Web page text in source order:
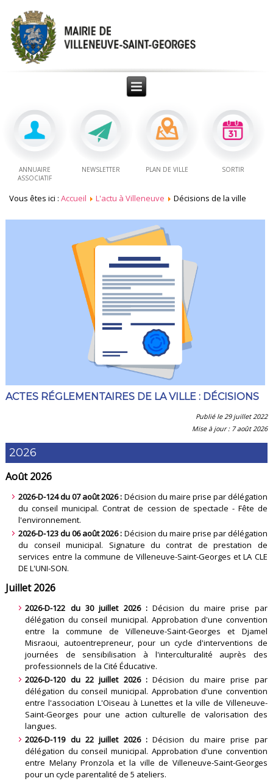
ANNUAIRE
ASSOCIATIF
NEWSLETTER PLAN DE VILLE SORTIR
Vous êtes ici :Accueil L'actu à Villeneuve Décisions de la ville
ACTES RÉGLEMENTAIRES DE LA VILLE : DÉCISIONS
Publié le 29 juillet 2022
Mise à jour : 7 août 2026
2026
Août 2026
2026-D-124 du 07 août 2026 : Décision du maire prise par délégation
du conseil municipal. Contrat de cession de spectacle - Fête de
l'environnement.
2026-D-123 du 06 août 2026 : Décision du maire prise par délégation
du conseil municipal. Signature du contrat de prestation de
services entre la commune de Villeneuve-Saint-Georges et LA CLE
DE L'UNI-SON.
Juillet 2026
2026-D-122 du 30 juillet 2026 : Décision du maire prise par
délégation du conseil municipal. Approbation d'une convention
entre la commune de Villeneuve-Saint-Georges et Djamel
Misraoui, autoentrepreneur, pour un cycle d'interventions de
journées de sensibilisation à l'interculturalité auprès des
professionnels de la Cité Éducative.
2026-D-120 du 22 juillet 2026 : Décision du maire prise par
délégation du conseil municipal. Approbation d'une convention
entre l'association L'Oiseau à Lunettes et la ville de Villeneuve-
Saint-Georges pour une action culturelle de valorisation des
langues.
2026-D-119 du 22 juillet 2026 : Décision du maire prise par
délégation du conseil municipal. Approbation d'une convention
entre Melany Pronzola et la ville de Villeneuve-Saint-Georges
pour un cycle parentalité de 5 ateliers.